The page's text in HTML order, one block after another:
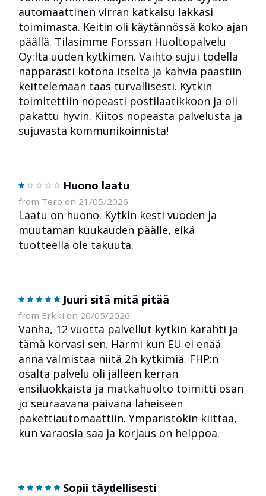
automaattinen virran katkaisu lakkasi
toimimasta. Keitin oli käytännössä koko ajan
päällä. Tilasimme Forssan Huoltopalvelu
Oy:ltä uuden kytkimen. Vaihto sujui todella
näppärästi kotona itseltä ja kahvia päästiin
keittelemään taas turvallisesti. Kytkin
toimitettiin nopeasti postilaatikkoon ja oli
pakattu hyvin. Kiitos nopeasta palvelusta ja
sujuvasta kommunikoinnista!
Huono laatu
from Tero on 21/05/2026
Laatu on huono. Kytkin kesti vuoden ja
muutaman kuukauden päälle, eikä
tuotteella ole takuuta.
Juuri sitä mitä pitää
from Erkki on 20/05/2026
Vanha, 12 vuotta palvellut kytkin kärähti ja
tämä korvasi sen. Harmi kun EU ei enää
anna valmistaa niitä 2h kytkimiä. FHP:n
osalta palvelu oli jälleen kerran
ensiluokkaista ja matkahuolto toimitti osan
jo seuraavana päivänä läheiseen
pakettiautomaattiin. Ympäristökin kiittää,
kun varaosia saa ja korjaus on helppoa.
Sopii täydellisesti